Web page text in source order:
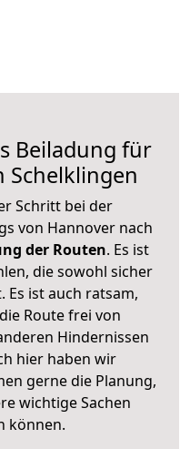
Beiladung für
Schelklingen
Schritt bei der
von Hannover nach
der Routen. Es ist
die sowohl sicher
Es ist auch ratsam,
Route frei von
Hindernissen
hier haben wir
gerne die Planung,
wichtige Sachen
können.